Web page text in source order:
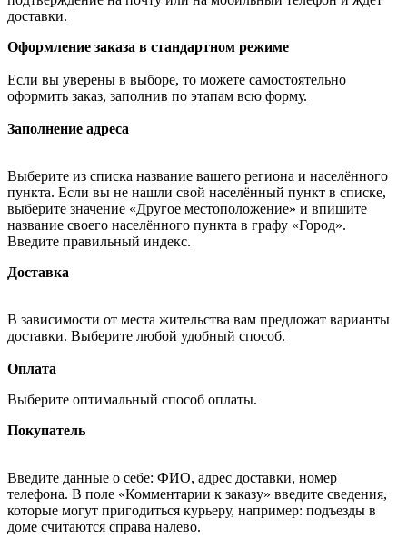
доставки.
Оформление заказа в стандартном режиме
Если вы уверены в выборе, то можете самостоятельно
оформить заказ, заполнив по этапам всю форму.
Заполнение адреса
Выберите из списка название вашего региона и населённого
пункта. Если вы не нашли свой населённый пункт в списке,
выберите значение «Другое местоположение» и впишите
название своего населённого пункта в графу «Город».
Введите правильный индекс.
Доставка
В зависимости от места жительства вам предложат варианты
доставки. Выберите любой удобный способ.
Оплата
Выберите оптимальный способ оплаты.
Покупатель
Введите данные о себе: ФИО, адрес доставки, номер
телефона. В поле «Комментарии к заказу» введите сведения,
которые могут пригодиться курьеру, например: подъезды в
доме считаются справа налево.